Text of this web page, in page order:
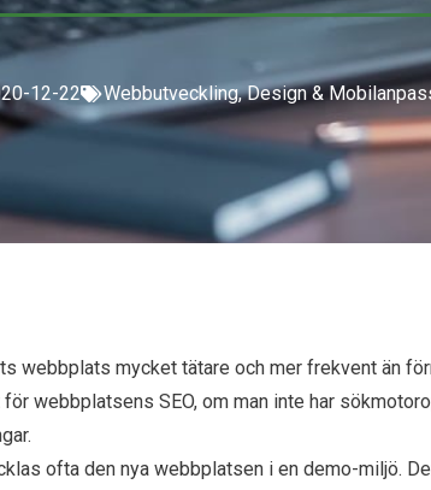
12-22 Webbutveckling, Design &
webbplats mycket tätare och mer frekvent än
webbplatsens SEO, om man inte har
ofta den nya webbplatsen i en demo-miljö.